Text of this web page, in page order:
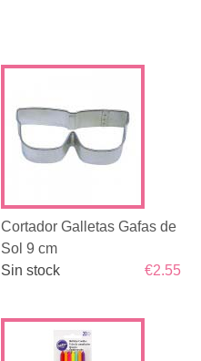
Cortador Galletas Gafas de
Sol 9 cm
€2.55
Sin stock